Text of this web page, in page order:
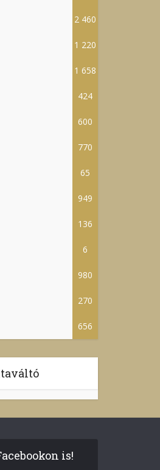
2 460
1 220
1 658
424
600
770
65
949
136
6
980
270
656
is!